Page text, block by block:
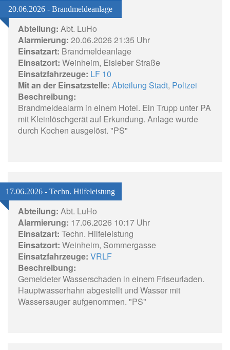
20.06.2026 - Brandmeldeanlage
Abteilung: Abt. LuHo
Alarmierung: 20.06.2026 21:35 Uhr
Einsatzart: Brandmeldeanlage
Einsatzort: Weinheim, Eisleber Straße
Einsatzfahrzeuge: LF 10
Mit an der Einsatzstelle: Abteilung Stadt, Polizei
Beschreibung:
Brandmeldealarm in einem Hotel. Ein Trupp unter PA
mit Kleinlöschgerät auf Erkundung. Anlage wurde
durch Kochen ausgelöst. "PS"
17.06.2026 - Techn. Hilfeleistung
Abteilung: Abt. LuHo
Alarmierung: 17.06.2026 10:17 Uhr
Einsatzart: Techn. Hilfeleistung
Einsatzort: Weinheim, Sommergasse
Einsatzfahrzeuge: VRLF
Beschreibung:
Gemeldeter Wasserschaden in einem Friseurladen.
Hauptwasserhahn abgestellt und Wasser mit
Wassersauger aufgenommen. "PS"